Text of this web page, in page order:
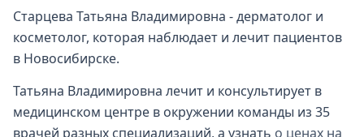
Старцева Татьяна Владимировна - дерматолог и
косметолог, которая наблюдает и лечит пациентов
в Новосибирске.
Татьяна Владимировна лечит и консультирует в
медицинском центре в окружении команды из 35
врачей разных специализаций, а узнать о ценах на